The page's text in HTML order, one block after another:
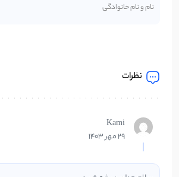
نظرات
Kami
29 مهر 1403